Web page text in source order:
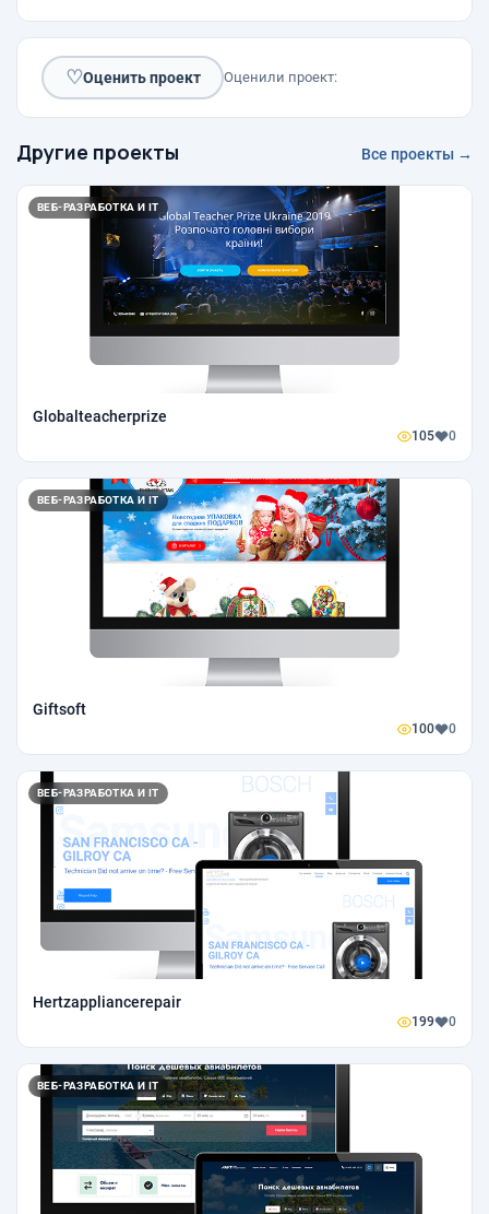
♡Оценить проект Оценили проект:
Другие проекты Все проекты →
ВЕБ-РАЗРАБОТКА И IT
Globalteacherprize
105 0
ВЕБ-РАЗРАБОТКА И IT
Giftsoft
100 0
ВЕБ-РАЗРАБОТКА И IT
Hertzappliancerepair
199 0
ВЕБ-РАЗРАБОТКА И IT